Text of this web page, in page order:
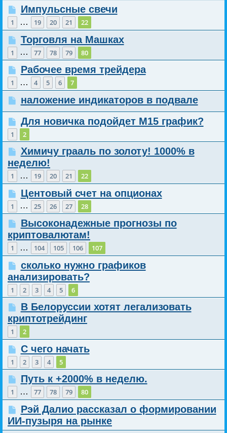
Импульсные свечи
1 … 19 20 21 22
Торговля на Машках
1 … 77 78 79 80
Рабочее время трейдера
1 … 4 5 6 7
наложение индикаторов в подвале
Для новичка подойдет М15 график?
1 2
Химичу грааль по золоту! 1000% в
неделю!
1 … 19 20 21 22
Центовый счет на опционах
1 … 25 26 27 28
Высоконадежные прогнозы по
криптовалютам!
1 … 104 105 106 107
сколько нужно графиков
анализировать?
1 2 3 4 5 6
В Белоруссии хотят легализовать
криптотрейдинг
1 2
С чего начать
1 2 3 4 5
Путь к +2000% в неделю.
1 … 77 78 79 80
Рэй Далио рассказал о формировании
ИИ-пузыря на рынке